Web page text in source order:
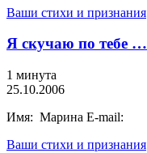
Ваши стихи и признания
Я скучаю по тебе …
1 минута
25.10.2006
Имя: Марина E-mail:
Ваши стихи и признания